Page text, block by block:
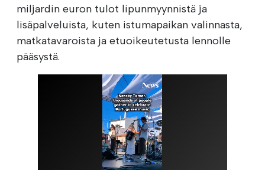
miljardin euron tulot lipunmyynnistä ja
lisäpalveluista, kuten istumapaikan valinnasta,
matkatavaroista ja etuoikeutetusta lennolle
pääsystä.